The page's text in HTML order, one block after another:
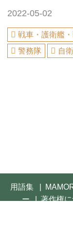
2022-05-02
戦車・護衛艦
警務隊
自
用語集
ー
著作権